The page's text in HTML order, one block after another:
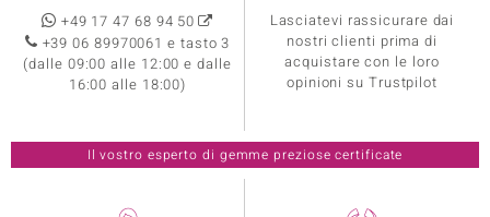
+49 17 47 68 94 50
+39 06 89970061 e tasto 3
(dalle 09:00 alle 12:00 e dalle
16:00 alle 18:00)
Lasciatevi rassicurare dai
nostri clienti prima di
acquistare con le loro
opinioni su Trustpilot
Il vostro esperto di gemme preziose certificate